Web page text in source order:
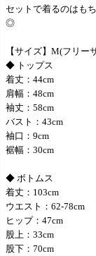
セットで着るのはも
◎
【サイズ】M(フリー
◆ トップス
着丈：44cm
肩幅：48cm
袖丈：58cm
バスト：43cm
袖口：9cm
裾幅：30cm
◆ ボトムス
着丈：103cm
ウエスト：62-78cm
ヒップ：47cm
股上：33cm
股下：70cm